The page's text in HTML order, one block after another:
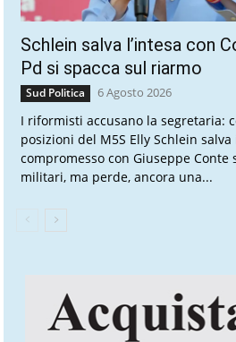
Schlein salva l’intesa con
Pd si spacca sul riarmo
Sud Politica 6 Agosto 2026
I riformisti accusano la segretaria:
posizioni del M5S Elly Schlein salva
compromesso con Giuseppe Conte
militari, ma perde, ancora una...